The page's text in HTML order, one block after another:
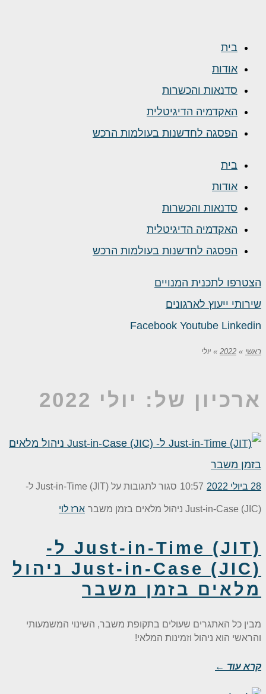
בית
אודות
סדנאות והכשרות
האקדמיה הדיגיטלית
הפסגה לחדשנות בעולמות הרכש
בית
אודות
סדנאות והכשרות
האקדמיה הדיגיטלית
הפסגה לחדשנות בעולמות הרכש
הצטרפו לתכנית המנויים
שירותי ייעוץ לארגונים
Facebook Youtube Linkedin
ראשי »
2022
» יולי
ארכיון של: יולי 2022
28 ביולי 2022 10:57 סגור לתגובות על Just-in-Time (JIT) ל-
Just-in-Case (JIC) ניהול מלאים בזמן משבר ארז לוי
Just-in-Time (JIT) ל-
Just-in-Case (JIC) ניהול
מלאים בזמן משבר
מבין כל האתגרים שעולים בתקופת משבר, השינוי המשמעותי
והראשי הוא ניהול וזמינות המלאי!
קרא עוד ←